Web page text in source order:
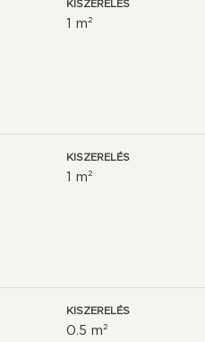
KISZERELÉS
1 m²
KISZERELÉS
1 m²
KISZERELÉS
0.5 m²